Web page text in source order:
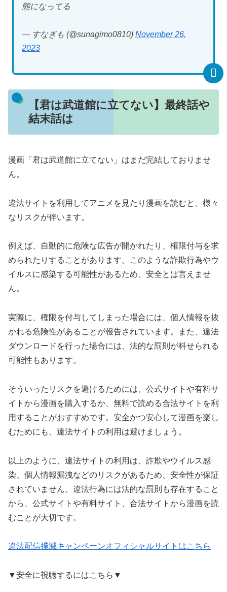
態になってる
— すなぎも (@sunagimo0810) November 26,
2023
【君は武道館に立てない】最終話や
結末話は
漫画「君は武道館に立てない」はまだ完結しておりませ
ん。
違法サイトを利用してアニメを見たり漫画を読むと、様々
なリスクが伴います。
例えば、自動的に危険な広告が開かれたり、権限付与を求
められたりすることがあります。このような詐欺行為やウ
イルスに感染する可能性があるため、安全とは言えませ
ん。
実際に、権限を付与してしまった場合には、個人情報を抜
かれる危険性があることが報告されています。また、違法
ダウンロードを行った場合には、法的な罰則が科せられる
可能性もあります。
そういったリスクを避けるためには、公式サイトや有料サ
イトから漫画を購入するか、無料で読める合法サイトを利
用することがおすすめです。安全かつ安心して漫画を楽し
むためにも、違法サイトの利用は避けましょう。
以上のように、違法サイトの利用は、詐欺やウイルス感
染、個人情報漏洩などのリスクがあるため、安全性が保証
されていません。違法行為には法的な罰則も存在すること
から、公式サイトや有料サイト、合法サイトから漫画を読
むことが大切です。
違法配信撲滅キャンペーンオフィシャルサイトはこちら
▼安全に視聴するにはこちら▼